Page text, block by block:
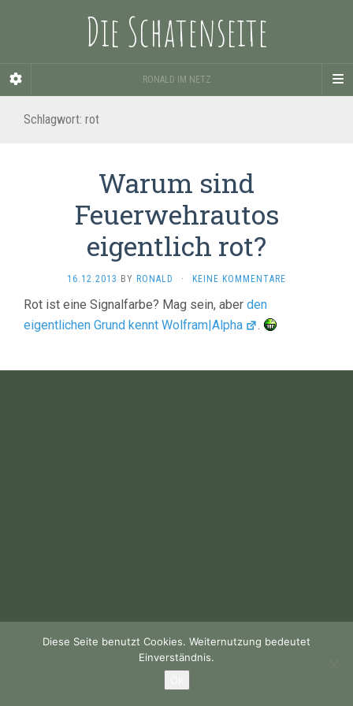
Die Schatenseite
RONALD IM NETZ
Schlagwort: rot
Warum sind
Feuerwehrautos
eigentlich rot?
16.12.2013 BY RONALD · KEINE KOMMENTARE
Rot ist eine Signalfarbe? Mag sein, aber den
eigentlichen Grund kennt Wolfram|Alpha
.
Diese Seite benutzt Cookies. Weiternutzung bedeutet
Einverständnis.